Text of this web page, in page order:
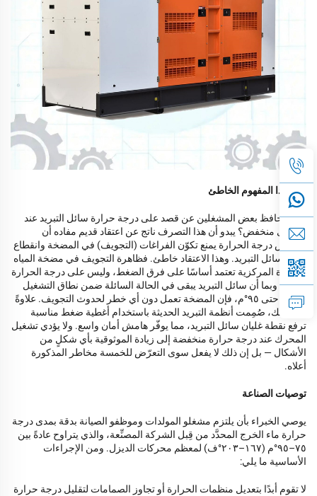
جذر هذا المفهوم الخاطئ
لماذا يحافظ بعض المشغلين عن قصد على درجة حرارة سائل التبريد عند
مستوى منخفض؟ يبدو أن هذا التصرف ناتج عن اعتقاد قديم مفاده أن
انخفاض درجة الحرارة يمنع تكوّن الفراغات (التجويف) في المضخة وانقطاع
تدفق سائل التبريد. وهذا الاعتقاد خاطئ. فظاهرة التجويف في مضخة المياه
الطاردة المركزية تعتمد أساسًا على فرق الضغط، وليس على درجة الحرارة
وحدها. وبما أن سائل التبريد يبقى في الحالة السائلة ضمن نطاق التشغيل
العادي حتى ٩٥°م، فإن المضخة تعمل دون أي خطر لحدوث التجويف. علاوةً
على ذلك، صُمِمت أنظمة التبريد الحديثة باستخدام أغطية ضغط مناسبة
ترفع نقطة غليان سائل التبريد، مما يوفّر هامش أمان واسع. ولا يؤدي تشغيل
المحرك عند درجة حرارة منخفضة إلى زيادة الموثوقية بأي شكلٍ من
الأشكال — بل إن ذلك لا يفعل سوى التعرّض للخمسة مخاطر المذكورة
أعلاه.
توصيات الصناعة
يوصي الخبراء بأن يلتزم مشغلو المولدات وموظفو الصيانة بدقة بمدى درجة
حرارة ماء الخرج المحدَّد من قِبل الشركة المصنِّعة، والذي يتراوح عادةً بين
٧٥–٩٥°م (١٦٧–٢٠٣°ف) لمعظم محركات الديزل. ومن الإجراءات
الأساسية ما يلي:
لا تقوم أبدًا بتعديل منظمات الحرارة أو تجاوز الصمامات لتقليل درجة حرارة